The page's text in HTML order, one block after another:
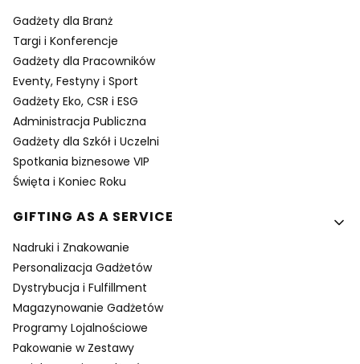
Gadżety dla Branż
Targi i Konferencje
Gadżety dla Pracowników
Eventy, Festyny i Sport
Gadżety Eko, CSR i ESG
Administracja Publiczna
Gadżety dla Szkół i Uczelni
Spotkania biznesowe VIP
Święta i Koniec Roku
GIFTING AS A SERVICE
Nadruki i Znakowanie
Personalizacja Gadżetów
Dystrybucja i Fulfillment
Magazynowanie Gadżetów
Programy Lojalnościowe
Pakowanie w Zestawy